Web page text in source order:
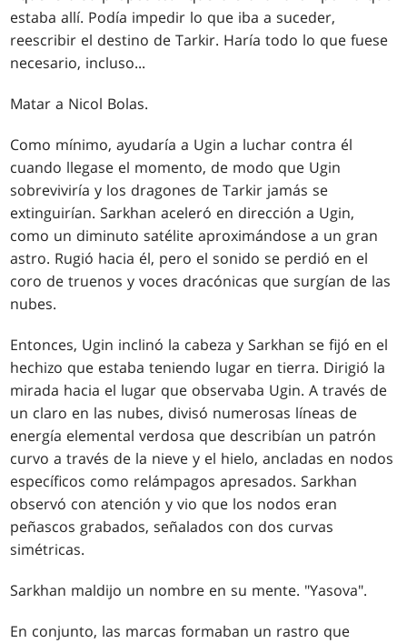
estaba allí. Podía impedir lo que iba a suceder,
reescribir el destino de Tarkir. Haría todo lo que fuese
necesario, incluso...
Matar a Nicol Bolas.
Como mínimo, ayudaría a Ugin a luchar contra él
cuando llegase el momento, de modo que Ugin
sobreviviría y los dragones de Tarkir jamás se
extinguirían. Sarkhan aceleró en dirección a Ugin,
como un diminuto satélite aproximándose a un gran
astro. Rugió hacia él, pero el sonido se perdió en el
coro de truenos y voces dracónicas que surgían de las
nubes.
Entonces, Ugin inclinó la cabeza y Sarkhan se fijó en el
hechizo que estaba teniendo lugar en tierra. Dirigió la
mirada hacia el lugar que observaba Ugin. A través de
un claro en las nubes, divisó numerosas líneas de
energía elemental verdosa que describían un patrón
curvo a través de la nieve y el hielo, ancladas en nodos
específicos como relámpagos apresados. Sarkhan
observó con atención y vio que los nodos eran
peñascos grabados, señalados con dos curvas
simétricas.
Sarkhan maldijo un nombre en su mente. "Yasova".
En conjunto, las marcas formaban un rastro que